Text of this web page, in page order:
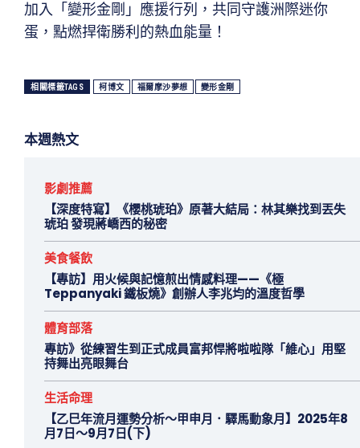
加入「變形金剛」應援行列，共同守護洲際迷你
蛋，點燃捍衛勝利的熱血能量！
相關標籤TAGS 柯博文 福爾摩沙夢想 變形金剛
本週熱文
影劇推薦
【深度特寫】《櫻桃琥珀》原著大結局：林其樂找到丟失
琥珀 發現蔣嶠西的秘密
美食餐飲
【專訪】用火候與記憶煎出情感料理——《極
Teppanyaki 鐵板燒》創辦人李兆均的溫度哲學
體育部落
專訪》從練習生到正式成員富邦悍將啦啦隊「維心」用堅
持舞出亮眼舞台
生活命理
【乙巳年流月運勢分析～甲申月．驛馬動象月】2025年8
月7日～9月7日(下)